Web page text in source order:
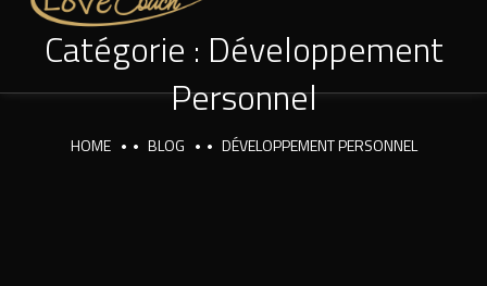
Catégorie : Développement
Personnel
HOME BLOG DÉVELOPPEMENT PERSONNEL